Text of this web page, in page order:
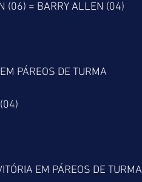
(06) = BARRY ALLEN (04)
PÁREOS DE TURMA
EM PÁREOS DE TURMA